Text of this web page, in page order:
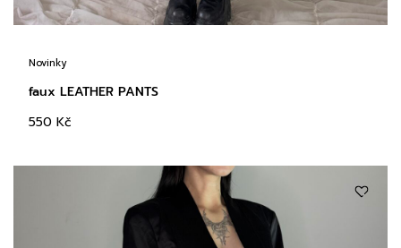
Novinky
faux LEATHER PANTS
550 Kč